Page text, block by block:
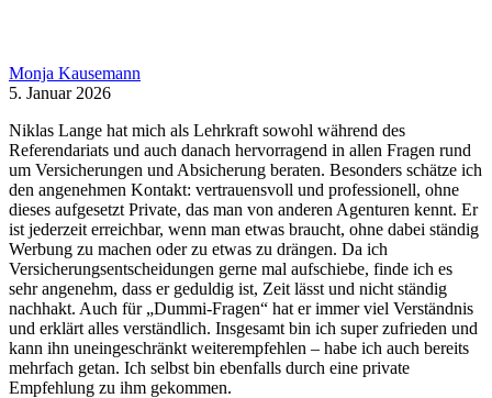
Monja Kausemann
5. Januar 2026
Niklas Lange hat mich als Lehrkraft sowohl während des
Referendariats und auch danach hervorragend in allen Fragen rund
um Versicherungen und Absicherung beraten. Besonders schätze ich
den angenehmen Kontakt: vertrauensvoll und professionell, ohne
dieses aufgesetzt Private, das man von anderen Agenturen kennt. Er
ist jederzeit erreichbar, wenn man etwas braucht, ohne dabei ständig
Werbung zu machen oder zu etwas zu drängen. Da ich
Versicherungsentscheidungen gerne mal aufschiebe, finde ich es
sehr angenehm, dass er geduldig ist, Zeit lässt und nicht ständig
nachhakt. Auch für „Dummi-Fragen“ hat er immer viel Verständnis
und erklärt alles verständlich. Insgesamt bin ich super zufrieden und
kann ihn uneingeschränkt weiterempfehlen – habe ich auch bereits
mehrfach getan. Ich selbst bin ebenfalls durch eine private
Empfehlung zu ihm gekommen.